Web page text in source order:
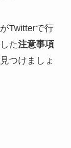
Twitterで行
た注意事項
つけましょ